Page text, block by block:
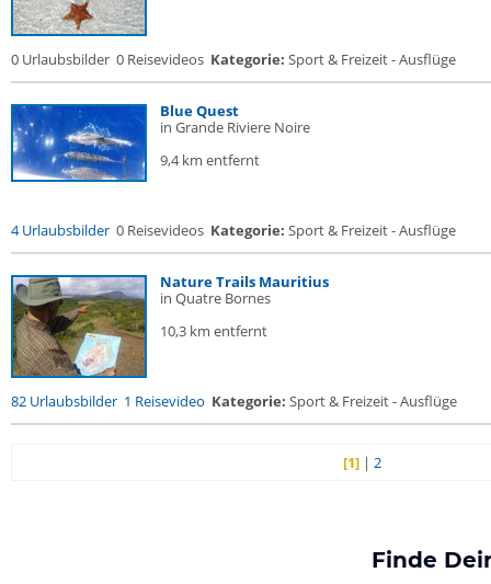
0 Urlaubsbilder 0 Reisevideos Kategorie: Sport & Freizeit - Ausflüge
Blue Quest
in Grande Riviere Noire
9,4 km entfernt
4 Urlaubsbilder 0 Reisevideos Kategorie: Sport & Freizeit - Ausflüge
Nature Trails Mauritius
in Quatre Bornes
10,3 km entfernt
82 Urlaubsbilder 1 Reisevideo Kategorie: Sport & Freizeit - Ausflüge
[1] |2
Finde